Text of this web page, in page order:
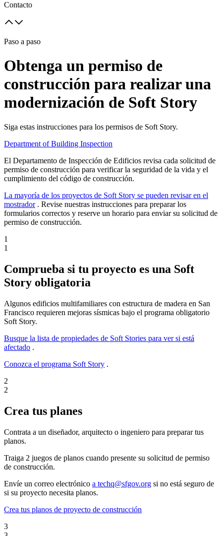
Contacto
Paso a paso
Obtenga un permiso de
construcción para realizar una
modernización de Soft Story
Siga estas instrucciones para los permisos de Soft Story.
Department of Building Inspection
El Departamento de Inspección de Edificios revisa cada solicitud de
permiso de construcción para verificar la seguridad de la vida y el
cumplimiento del código de construcción.
La mayoría de los proyectos de Soft Story se pueden revisar en el
mostrador. Revise nuestras instrucciones para preparar los
formularios correctos y reserve un horario para enviar su solicitud de
permiso de construcción.
1
1
Comprueba si tu proyecto es una Soft
Story obligatoria
Algunos edificios multifamiliares con estructura de madera en San
Francisco requieren mejoras sísmicas bajo el programa obligatorio
Soft Story.
Busque la lista de propiedades de Soft Stories para ver si está
afectado .
Conozca el programa Soft Story .
2
2
Crea tus planes
Contrata a un diseñador, arquitecto o ingeniero para preparar tus
planos.
Traiga 2 juegos de planos cuando presente su solicitud de permiso
de construcción.
Envíe un correo electrónico a techq@sfgov.org si no está seguro de
si su proyecto necesita planos.
Crea tus planos de proyecto de construcción
3